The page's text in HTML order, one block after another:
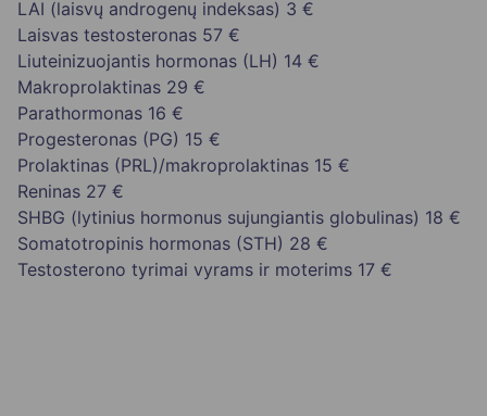
LAI (laisvų androgenų indeksas) 3 €
Laisvas testosteronas 57 €
Liuteinizuojantis hormonas (LH) 14 €
Makroprolaktinas 29 €
Parathormonas 16 €
Progesteronas (PG) 15 €
Prolaktinas (PRL)/makroprolaktinas 15 €
Reninas 27 €
SHBG (lytinius hormonus sujungiantis globulinas) 18 €
Somatotropinis hormonas (STH) 28 €
Testosterono tyrimai vyrams ir moterims 17 €